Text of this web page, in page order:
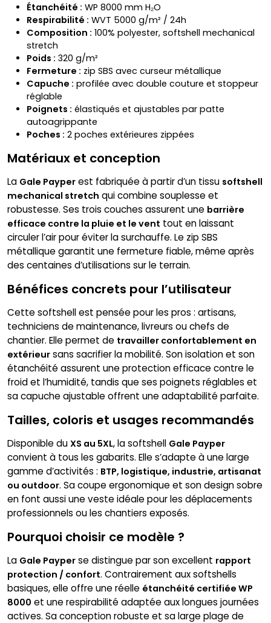
Étanchéité : WP 8000 mm H₂O
Respirabilité : WVT 5000 g/m² / 24h
Composition : 100% polyester, softshell mechanical
stretch
Poids : 320 g/m²
Fermeture : zip SBS avec curseur métallique
Capuche : profilée avec double couture et stoppeur
réglable
Poignets : élastiqués et ajustables par patte
autoagrippante
Poches : 2 poches extérieures zippées
Matériaux et conception
La Gale Payper est fabriquée à partir d’un tissu softshell
mechanical stretch qui combine souplesse et
robustesse. Ses trois couches assurent une barrière
efficace contre la pluie et le vent tout en laissant
circuler l’air pour éviter la surchauffe. Le zip SBS
métallique garantit une fermeture fiable, même après
des centaines d’utilisations sur le terrain.
Bénéfices concrets pour l’utilisateur
Cette softshell est pensée pour les pros : artisans,
techniciens de maintenance, livreurs ou chefs de
chantier. Elle permet de travailler confortablement en
extérieur sans sacrifier la mobilité. Son isolation et son
étanchéité assurent une protection efficace contre le
froid et l’humidité, tandis que ses poignets réglables et
sa capuche ajustable offrent une adaptabilité parfaite.
Tailles, coloris et usages recommandés
Disponible du XS au 5XL, la softshell Gale Payper
convient à tous les gabarits. Elle s’adapte à une large
gamme d’activités : BTP, logistique, industrie, artisanat
ou outdoor. Sa coupe ergonomique et son design sobre
en font aussi une veste idéale pour les déplacements
professionnels ou les chantiers exposés.
Pourquoi choisir ce modèle ?
La Gale Payper se distingue par son excellent rapport
protection / confort. Contrairement aux softshells
basiques, elle offre une réelle étanchéité certifiée WP
8000 et une respirabilité adaptée aux longues journées
actives. Sa conception robuste et sa large plage de